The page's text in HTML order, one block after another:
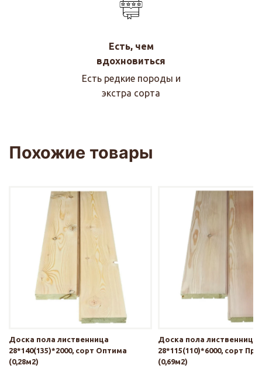
Есть, чем
вдохновиться
Есть редкие породы и
экстра сорта
Похожие товары
Доска пола лиственница
28*140(135)*2000, сорт Оптима
(0,28м2)
Доска пола лиственница
28*115(110)*6000, сорт
(0,69м2)